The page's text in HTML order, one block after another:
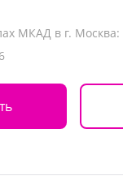
МКАД в г. Москва:
6